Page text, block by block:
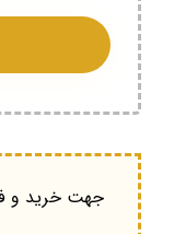
جهت خرید و